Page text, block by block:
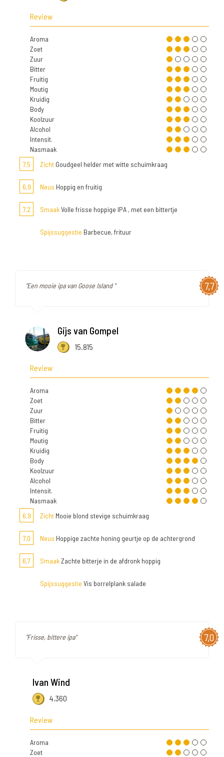
Review
Aroma
Zoet
Zuur
Bitter
Fruitig
Moutig
Kruidig
Body
Koolzuur
Alcohol
Intensit.
Nasmaak
7,5
Zicht Goudgeel helder met witte schuimkraag
6,9 Neus Hoppig en fruitig
7,2 SmaakVolle frisse hoppige IPA , met een bittertje
Spijssuggestie Barbecue, frituur
7,7
"Een mooie ipa van Goose Island "
Gijs van Gompel
15.815
Review
Aroma
Zoet
Zuur
Bitter
Fruitig
Moutig
Kruidig
Body
Koolzuur
Alcohol
Intensit.
Nasmaak
6,9
Zicht Mooie blond stevige schuimkraag
7,0 Neus Hoppige zachte honing geurtje op de achtergrond
6,7 SmaakZachte bitterje in de afdronk hoppig
Spijssuggestie Vis borrelplank salade
7,0
"Frisse, bittere ipa"
Ivan Wind
4.360
Review
Aroma
Zoet